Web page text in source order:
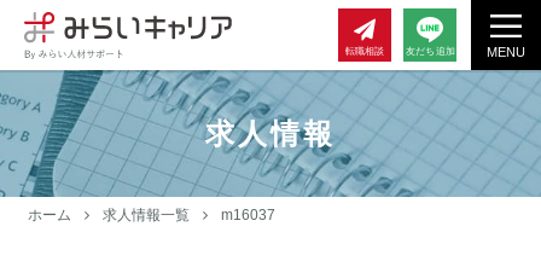
MENU
転職相談 友だち追加
求人情報
ホーム 求人情報一覧 m16037